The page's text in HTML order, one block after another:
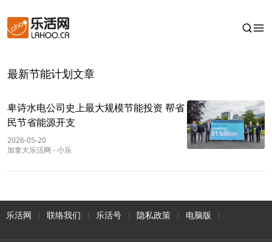
最新节能计划文章
卑诗水电公司史上最大规模节能投资 帮省
民节省能源开支
2026-05-20
加拿大乐活网 -小乐
乐活网 联络我们 乐活号 隐私政策 电脑版